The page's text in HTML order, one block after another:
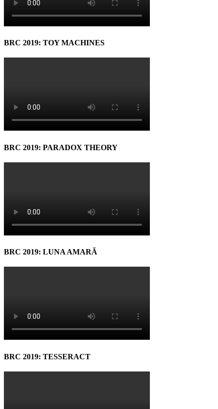
BRC 2019: TOY MACHINES
BRC 2019: PARADOX THEORY
BRC 2019: LUNA AMARĂ
BRC 2019: TESSERACT